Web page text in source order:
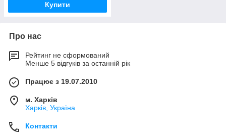
Купити
Про нас
Рейтинг не сформований
Менше 5 відгуків за останній рік
Працює з 19.07.2010
м. Харків
Харків, Україна
Контакти